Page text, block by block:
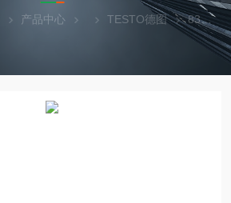
产品中心 TESTO德图 835-T2跨境精品testo德图 红外测温仪